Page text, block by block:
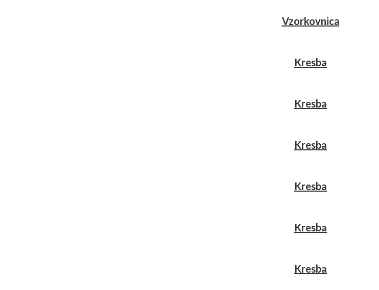
Vzorkovnica
Kresba
Kresba
Kresba
Kresba
Kresba
Kresba